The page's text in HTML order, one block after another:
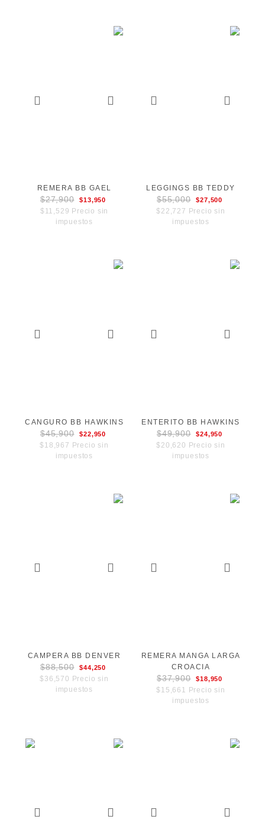
REMERA BB GAEL
$27,900 $13,950
$11,529 Precio sin
impuestos
LEGGINGS BB TEDDY
$55,000 $27,500
$22,727 Precio sin
impuestos
CANGURO BB HAWKINS
$45,900 $22,950
$18,967 Precio sin
impuestos
ENTERITO BB HAWKINS
$49,900 $24,950
$20,620 Precio sin
impuestos
CAMPERA BB DENVER
$88,500 $44,250
$36,570 Precio sin
impuestos
REMERA MANGA LARGA
CROACIA
$37,900 $18,950
$15,661 Precio sin
impuestos